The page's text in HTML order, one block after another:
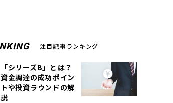
注目記事ランキング
「シリーズB」とは？
資金調達の成功ポイン
トや投資ラウンドの解
説